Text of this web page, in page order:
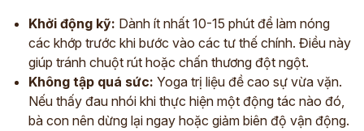
Khởi động kỹ: Dành ít nhất 10-15 phút để làm nóng
các khớp trước khi bước vào các tư thế chính. Điều này
giúp tránh chuột rút hoặc chấn thương đột ngột.
Không tập quá sức: Yoga trị liệu đề cao sự vừa vặn.
Nếu thấy đau nhói khi thực hiện một động tác nào đó,
bà con nên dừng lại ngay hoặc giảm biên độ vận động.